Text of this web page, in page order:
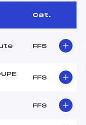
Cat.
FFS
FFS
FFS